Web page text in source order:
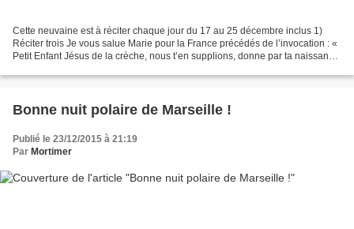
Cette neuvaine est à réciter chaque jour du 17 au 25 décembre inclus 1)
Réciter trois Je vous salue Marie pour la France précédés de l’invocation : «
Petit Enfant Jésus de la crèche, nous t’en supplions, donne par ta naissance
Bonne nuit polaire de Marseille !
Publié le 23/12/2015 à 21:19
Par Mortimer